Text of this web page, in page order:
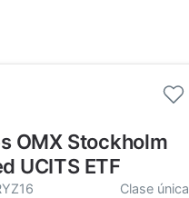
OMX Stockholm
UCITS ETF
Clase única